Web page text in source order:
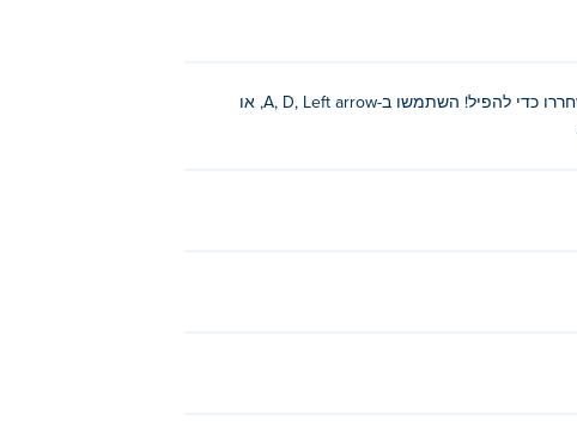
אתה יכול גם להשתמש במקלדת כדי להזיז
לחצו והחזיקו את העכבר כדי לעצור את סיבוב החלקים, גררו כדי להזיז ושחררו כדי להפיל! השתמשו ב-A, D, Left arrow, או